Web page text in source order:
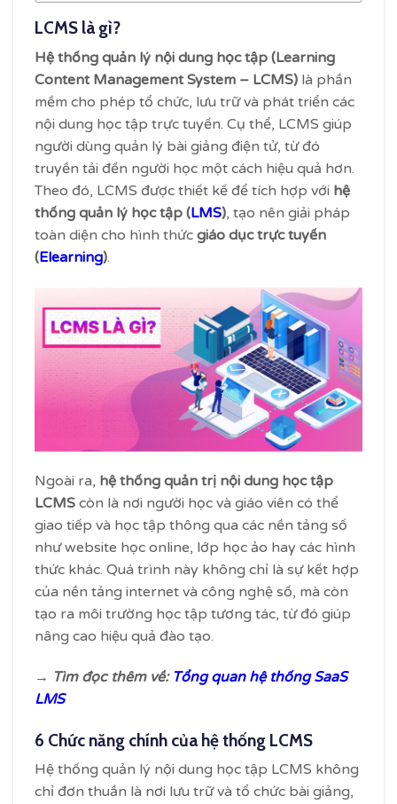
LCMS là gì?
Hệ thống quản lý nội dung học tập (Learning
Content Management System – LCMS) là phần
mềm cho phép tổ chức, lưu trữ và phát triển các
nội dung học tập trực tuyến. Cụ thể, LCMS giúp
người dùng quản lý bài giảng điện tử, từ đó
truyền tải đến người học một cách hiệu quả hơn.
Theo đó, LCMS được thiết kế để tích hợp với hệ
thống quản lý học tập (LMS), tạo nên giải pháp
toàn diện cho hình thức giáo dục trực tuyến
(Elearning).
Ngoài ra, hệ thống quản trị nội dung học tập
LCMS còn là nơi người học và giáo viên có thể
giao tiếp và học tập thông qua các nền tảng số
như website học online, lớp học ảo hay các hình
thức khác. Quá trình này không chỉ là sự kết hợp
của nền tảng internet và công nghệ số, mà còn
tạo ra môi trường học tập tương tác, từ đó giúp
nâng cao hiệu quả đào tạo.
→ Tìm đọc thêm về: Tổng quan hệ thống SaaS
LMS
6 Chức năng chính của hệ thống LCMS
Hệ thống quản lý nội dung học tập LCMS không
chỉ đơn thuần là nơi lưu trữ và tổ chức bài giảng,